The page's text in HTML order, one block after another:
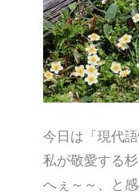
今日は「現代
私が敬愛する
へぇ～～、と